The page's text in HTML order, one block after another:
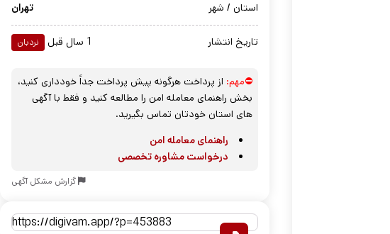
استان / شهر تهران
تاریخ انتشار 1 سال قبل نردبان
⛔مهم: از پرداخت هرگونه پیش پرداخت جداً خودداری کنید،
بخش راهنمای معامله امن را مطالعه کنید و فقط با آگهی
های استان خودتان تماس بگیرید.
راهنمای معامله امن
درخواست مشاوره تخصصی
گزارش مشکل آگهی